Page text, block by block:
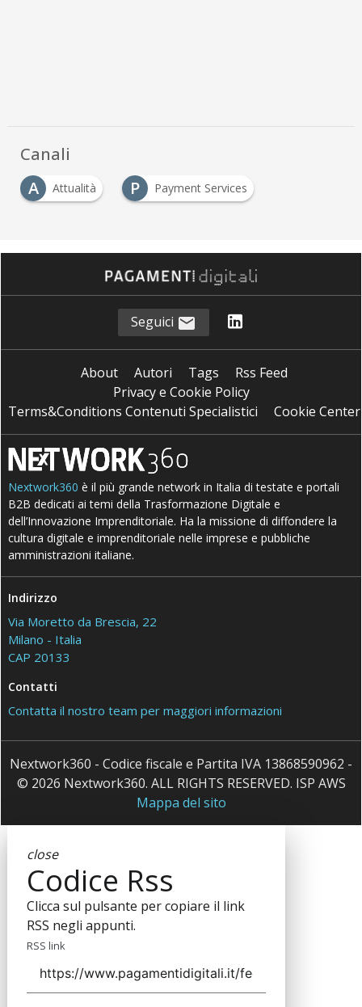
Canali
A
Attualità P Payment Services
Seguici
About Autori Tags
Rss Feed
Privacy e Cookie Policy
Terms&Conditions Contenuti Specialistici
Cookie Center
Nextwork360 è il più grande network in Italia di testate e portali
B2B dedicati ai temi della Trasformazione Digitale e
dell’Innovazione Imprenditoriale. Ha la missione di diffondere la
cultura digitale e imprenditoriale nelle imprese e pubbliche
amministrazioni italiane.
Indirizzo
Via Moretto da Brescia, 22
Milano - Italia
CAP 20133
Contatti
Contatta il nostro team per maggiori informazioni
Nextwork360 - Codice fiscale e Partita IVA 13868590962 -
© 2026 Nextwork360. ALL RIGHTS RESERVED. ISP AWS
Mappa del sito
close
Codice Rss
Clicca sul pulsante per copiare il link
RSS negli appunti.
RSS link